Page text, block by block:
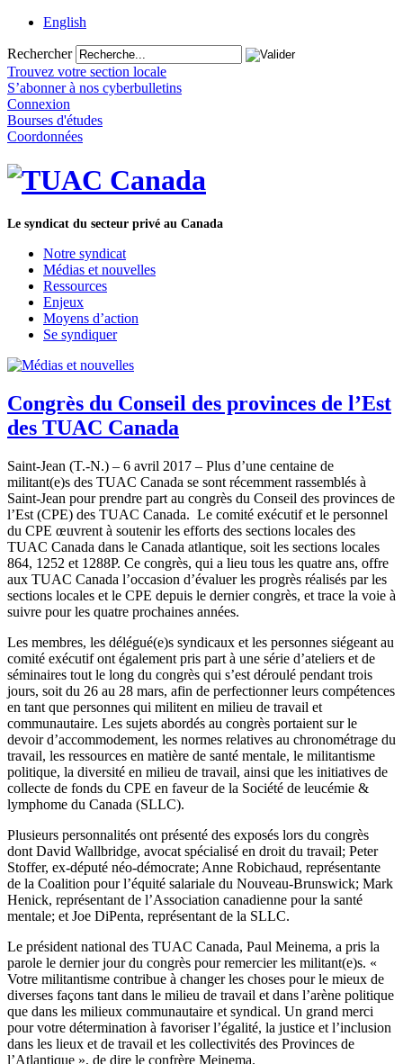
English
Rechercher
Trouvez votre section locale
S’abonner à nos cyberbulletins
Connexion
Bourses d'études
Coordonnées
Le syndicat du secteur privé au Canada
Notre syndicat
Médias et nouvelles
Ressources
Enjeux
Moyens d’action
Se syndiquer
Congrès du Conseil des provinces de l’Est
des TUAC Canada
Saint-Jean (T.-N.) – 6 avril 2017 – Plus d’une centaine de
militant(e)s des TUAC Canada se sont récemment rassemblés à
Saint-Jean pour prendre part au congrès du Conseil des provinces de
l’Est (CPE) des TUAC Canada. Le comité exécutif et le personnel
du CPE œuvrent à soutenir les efforts des sections locales des
TUAC Canada dans le Canada atlantique, soit les sections locales
864, 1252 et 1288P. Ce congrès, qui a lieu tous les quatre ans, offre
aux TUAC Canada l’occasion d’évaluer les progrès réalisés par les
sections locales et le CPE depuis le dernier congrès, et trace la voie à
suivre pour les quatre prochaines années.
Les membres, les délégué(e)s syndicaux et les personnes siégeant au
comité exécutif ont également pris part à une série d’ateliers et de
séminaires tout le long du congrès qui s’est déroulé pendant trois
jours, soit du 26 au 28 mars, afin de perfectionner leurs compétences
en tant que personnes qui militent en milieu de travail et
communautaire. Les sujets abordés au congrès portaient sur le
devoir d’accommodement, les normes relatives au chronométrage du
travail, les ressources en matière de santé mentale, le militantisme
politique, la diversité en milieu de travail, ainsi que les initiatives de
collecte de fonds du CPE en faveur de la Société de leucémie &
lymphome du Canada (SLLC).
Plusieurs personnalités ont présenté des exposés lors du congrès
dont David Wallbridge, avocat spécialisé en droit du travail; Peter
Stoffer, ex-député néo-démocrate; Anne Robichaud, représentante
de la Coalition pour l’équité salariale du Nouveau-Brunswick; Mark
Henick, représentant de l’Association canadienne pour la santé
mentale; et Joe DiPenta, représentant de la SLLC.
Le président national des TUAC Canada, Paul Meinema, a pris la
parole le dernier jour du congrès pour remercier les militant(e)s. «
Votre militantisme contribue à changer les choses pour le mieux de
diverses façons tant dans le milieu de travail et dans l’arène politique
que dans les milieux communautaire et syndical. Un grand merci
pour votre détermination à favoriser l’égalité, la justice et l’inclusion
dans les lieux et de travail et les collectivités des Provinces de
l’Atlantique », de dire le confrère Meinema.